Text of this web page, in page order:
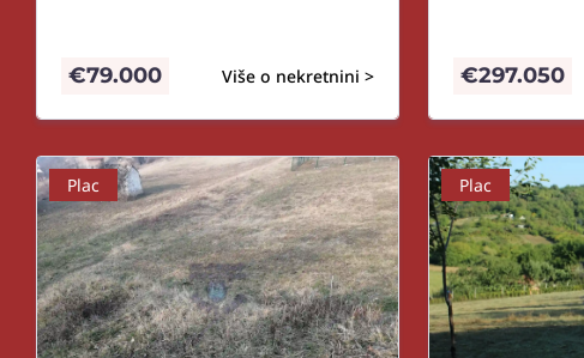
Više o nekretnini >
€79.000 €297.050
Plac Plac